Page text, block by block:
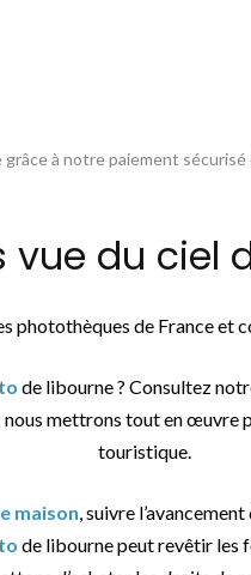
à notre paiement sécurisé
du ciel
photothèques de France et
de libourne ? Consultez
nous mettrons tout en œuvre
touristique.
maison, suivre
de libourne peut revêtir les